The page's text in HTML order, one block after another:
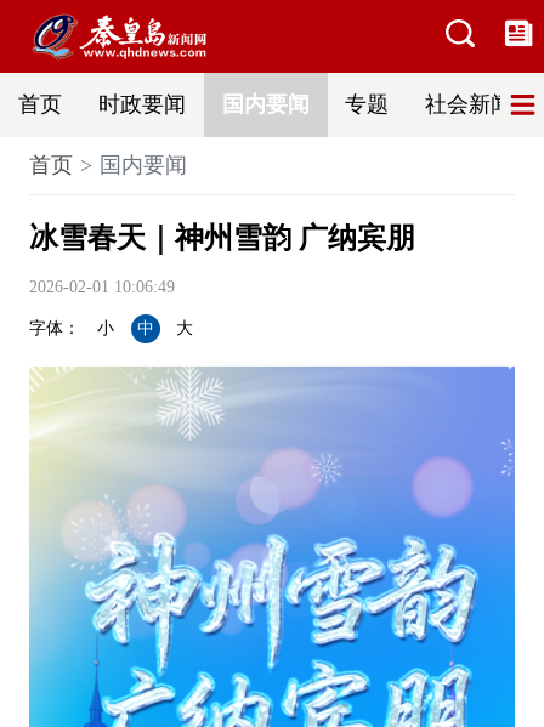
首页 时政要闻 国内要闻 专题 社会新闻
首页 国内要闻
冰雪春天｜神州雪韵 广纳宾朋
2026-02-01 10:06:49
字体： 小 中 大